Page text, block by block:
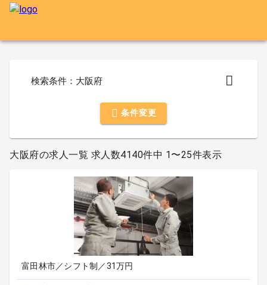
検索条件：大阪府
条件変更
大阪府の求人一覧 求人数4140件中 1〜25件表示
富田林市／シフト制／31万円